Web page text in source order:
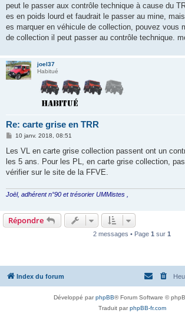
a
g
peut le passer aux contrôle technique à cause du
es en poids lourd et faudrait le passer au mine,
es marquer en véhicule de collection, pouvez vous
de collection il peut passer au contrôle technique.
joel37
Habitué
Re: carte grise en TRR
M
s
a
g
10 janv. 2018, 08:51
Les VL en carte grise collection passent ont un
les 5 ans. Pour les PL, en carte grise collection,
vérifier sur le site de la FFVE.
Joël, adhérent n°90 et trésorier UMMistes ,
Répondre
2 messages • Page 1 sur 1
Index du forum
Développé parphpBB® Forum Software ©
Traduit parphpBB-fr.com